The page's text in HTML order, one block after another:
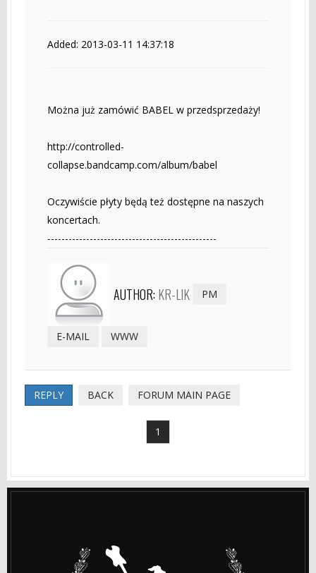
Added: 2013-03-11 14:37:18
Można już zamówić BABEL w przedsprzedaży!
http://controlled-
collapse.bandcamp.com/album/babel
Oczywiście płyty będą też dostępne na naszych
koncertach.
------------------------------------------------
AUTHOR: KR-LIK PM
E-MAIL WWW
REPLY BACK FORUM MAIN PAGE
1